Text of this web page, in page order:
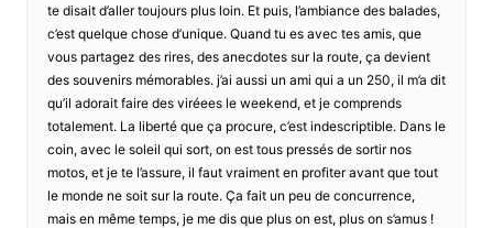
te disait d’aller toujours plus loin. Et puis, l’ambiance des balades,
c’est quelque chose d’unique. Quand tu es avec tes amis, que
vous partagez des rires, des anecdotes sur la route, ça devient
des souvenirs mémorables. j’ai aussi un ami qui a un 250, il m’a dit
qu’il adorait faire des viréees le weekend, et je comprends
totalement. La liberté que ça procure, c’est indescriptible. Dans le
coin, avec le soleil qui sort, on est tous pressés de sortir nos
motos, et je te l’assure, il faut vraiment en profiter avant que tout
le monde ne soit sur la route. Ça fait un peu de concurrence,
mais en même temps, je me dis que plus on est, plus on s’amus !